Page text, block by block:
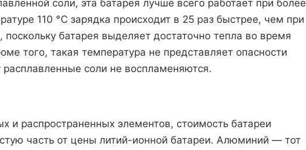
соли, эта батарея лучше всего работает при более
110 °C зарядка происходит в 25 раз быстрее, чем при
батарея выделяет достаточно тепла во время
того, такая температура не представляет опасности
расплавленные соли не воспламеняются.
и распространенных элементов, стоимость батареи
часть от цены литий-ионной батареи. Алюминий — тот